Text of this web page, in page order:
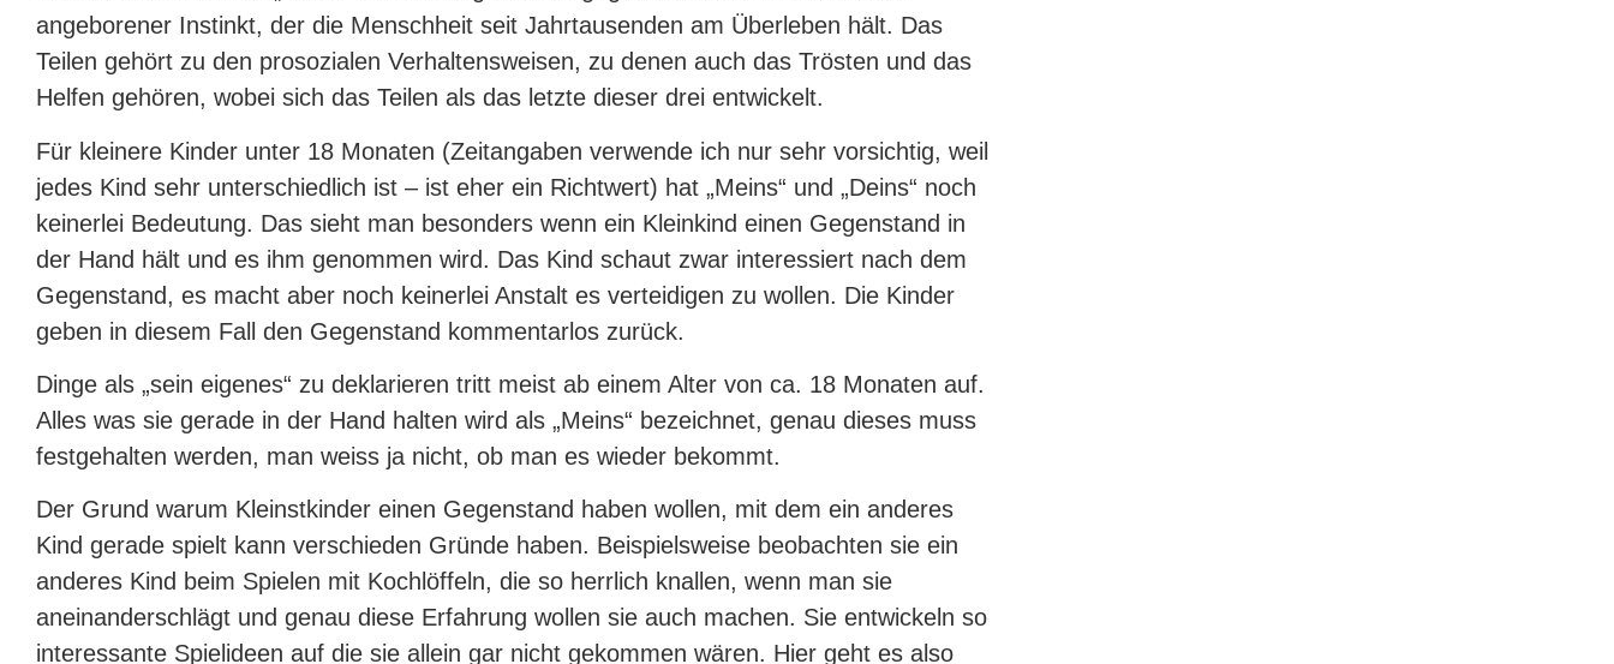
angeborener Instinkt, der die Menschheit seit Jahrtausenden am Überleben hält. Das
Teilen gehört zu den prosozialen Verhaltensweisen, zu denen auch das Trösten und das
Helfen gehören, wobei sich das Teilen als das letzte dieser drei entwickelt.
Für kleinere Kinder unter 18 Monaten (Zeitangaben verwende ich nur sehr vorsichtig, weil
jedes Kind sehr unterschiedlich ist – ist eher ein Richtwert) hat „Meins“ und „Deins“ noch
keinerlei Bedeutung. Das sieht man besonders wenn ein Kleinkind einen Gegenstand in
der Hand hält und es ihm genommen wird. Das Kind schaut zwar interessiert nach dem
Gegenstand, es macht aber noch keinerlei Anstalt es verteidigen zu wollen. Die Kinder
geben in diesem Fall den Gegenstand kommentarlos zurück.
Dinge als „sein eigenes“ zu deklarieren tritt meist ab einem Alter von ca. 18 Monaten auf.
Alles was sie gerade in der Hand halten wird als „Meins“ bezeichnet, genau dieses muss
festgehalten werden, man weiss ja nicht, ob man es wieder bekommt.
Der Grund warum Kleinstkinder einen Gegenstand haben wollen, mit dem ein anderes
Kind gerade spielt kann verschieden Gründe haben. Beispielsweise beobachten sie ein
anderes Kind beim Spielen mit Kochlöffeln, die so herrlich knallen, wenn man sie
aneinanderschlägt und genau diese Erfahrung wollen sie auch machen. Sie entwickeln so
interessante Spielideen auf die sie allein gar nicht gekommen wären. Hier geht es also